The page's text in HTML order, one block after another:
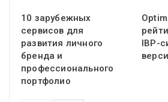
10 зарубежных
сервисов для
развития личного
бренда и
профессионального
портфолио
IBP-